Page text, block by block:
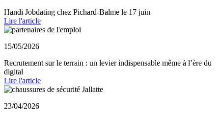
Handi Jobdating chez Pichard-Balme le 17 juin
Lire l'article
15/05/2026
Recrutement sur le terrain : un levier indispensable même à l’ère du
digital
Lire l'article
23/04/2026